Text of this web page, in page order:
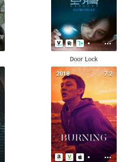
Door Lock
7.2
2018